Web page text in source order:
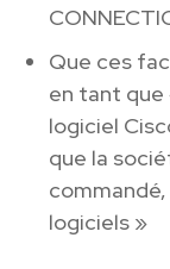
Que ces
en tant que
logiciel
que la
logiciels »